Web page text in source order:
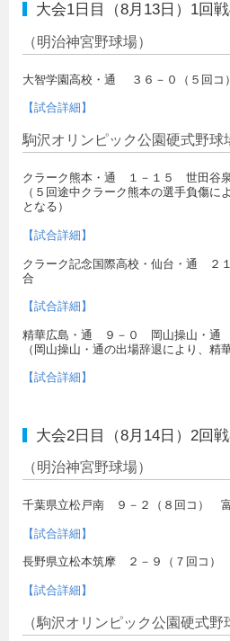
大会1日目（8月13日）1回
（明治神宮野球場）
大智学園高校・通 ３６－０（５回
【試合詳細】
駒沢オリンピック公園硬式野球
クラーク熊本・通 １－１５ 世田谷
（５回途中クラーク熊本の選手負傷に
となる）
【試合詳細】
クラーク記念国際高校・仙台・通 ２
合
【試合詳細】
精華広島・通 ９－０ 岡山操山・通
（岡山操山・通の出場辞退により、精
【試合詳細】
大会2日目（8月14日）2回
（明治神宮野球場）
千葉県立松戸南 ９－２（８回コ）
【試合詳細】
長野県立松本筑摩 ２－９（７回コ）
【試合詳細】
（駒沢オリンピック公園硬式野